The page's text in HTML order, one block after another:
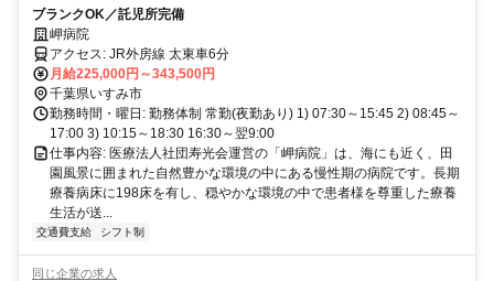
ブランクOK／託児所完備
岬病院
アクセス: JR外房線 太東車6分
月給225,000円～343,500円
千葉県いすみ市
勤務時間・曜日: 勤務体制 常勤(夜勤あり) 1) 07:30～15:45 2) 08:45～
17:00 3) 10:15～18:30 16:30～翌9:00
仕事内容: 医療法人社団寿光会運営の「岬病院」は、海にも近く、田
園風景に囲まれた自然豊かな環境の中にある慢性期の病院です。長期
療養病床に198床を有し、穏やかな環境の中で患者様を尊重した療養
生活が送...
交通費支給 シフト制
同じ企業の求人